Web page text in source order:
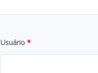
Usuário *